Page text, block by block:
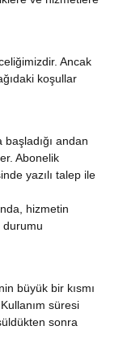
Ancak
koşullar
andan
Abonelik
yazılı talep ile
hizmetin
durumu
büyük bir kısmı
süresi
sonra